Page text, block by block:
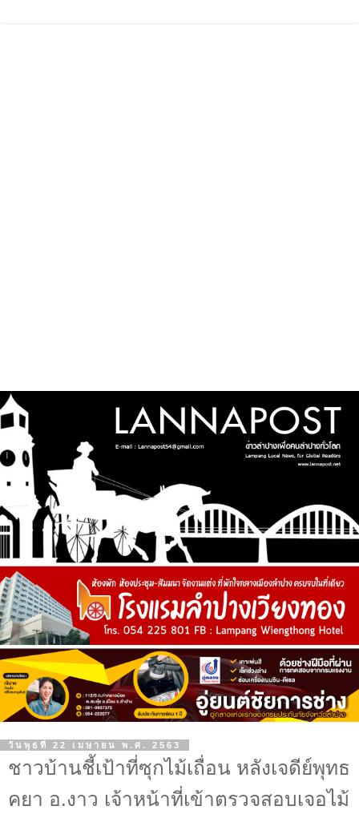
วันพุธที่ 22 เมษายน พ.ศ. 2563
ชาวบ้านชี้เป้าที่ซุกไม้เถื่อน หลังเจดีย์พุทธ
คยา อ.งาว เจ้าหน้าที่เข้าตรวจสอบเจอไม้